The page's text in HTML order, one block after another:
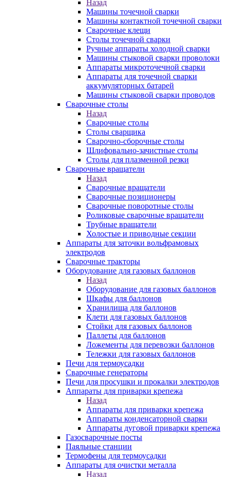
Назад
Машины точечной сварки
Машины контактной точечной сварки
Сварочные клещи
Столы точечной сварки
Ручные аппараты холодной сварки
Машины стыковой сварки проволоки
Аппараты микроточечной сварки
Аппараты для точечной сварки
аккумуляторных батарей
Машины стыковой сварки проводов
Сварочные столы
Назад
Сварочные столы
Столы сварщика
Сварочно-сборочные столы
Шлифовально-зачистные столы
Столы для плазменной резки
Сварочные вращатели
Назад
Сварочные вращатели
Сварочные позиционеры
Сварочные поворотные столы
Роликовые сварочные вращатели
Трубные вращатели
Холостые и приводные секции
Аппараты для заточки вольфрамовых
электродов
Сварочные тракторы
Оборудование для газовых баллонов
Назад
Оборудование для газовых баллонов
Шкафы для баллонов
Хранилища для баллонов
Клети для газовых баллонов
Стойки для газовых баллонов
Паллеты для баллонов
Ложементы для перевозки баллонов
Тележки для газовых баллонов
Печи для термоусадки
Сварочные генераторы
Печи для просушки и прокалки электродов
Аппараты для приварки крепежа
Назад
Аппараты для приварки крепежа
Аппараты конденсаторной сварки
Аппараты дуговой приварки крепежа
Газосварочные посты
Паяльные станции
Термофены для термоусадки
Аппараты для очистки металла
Назад